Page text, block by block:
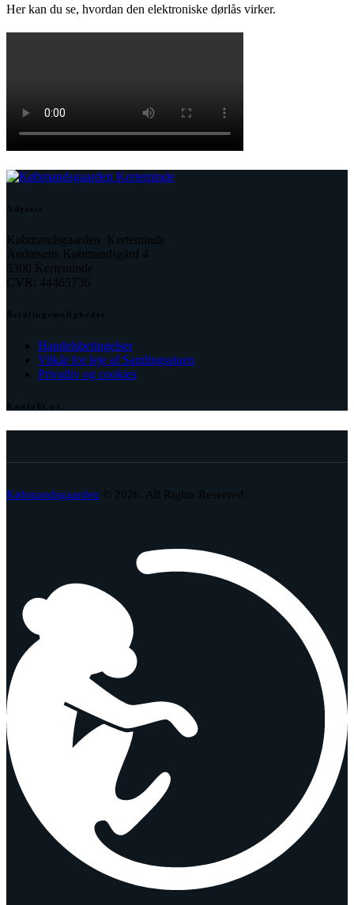
Her kan du se, hvordan den elektroniske dørlås virker.
Adresse
Købmandsgaarden Kerteminde
Andresens Købmandsgård 4
5300 Kerteminde
CVR: 44465736
Betalingsmuligheder
Handelsbetingelser
Vilkår for leje af Samlingsstuen
Privatliv og cookies
Kontakt os
Købmandsgaarden © 2026. All Rights Reserved.